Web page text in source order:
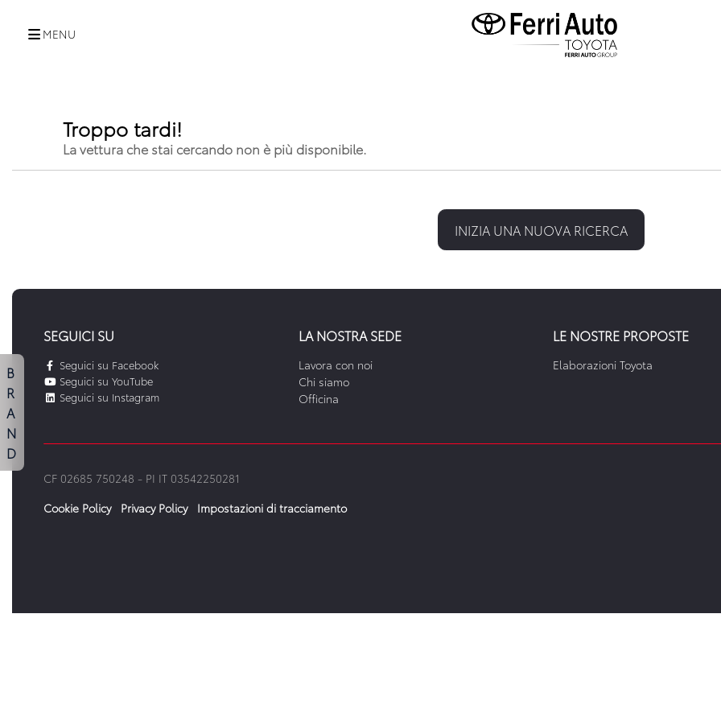
MENU
Troppo tardi!
La vettura che stai cercando non è più disponibile.
INIZIA UNA NUOVA RICERCA
SEGUICI SU
Seguici su Facebook
Seguici su YouTube
Seguici su Instagram
LA NOSTRA SEDE
Lavora con noi
Chi siamo
Officina
LE NOSTRE PROPOSTE
Elaborazioni Toyota
CF 02685 750248 - PI IT 03542250281
Cookie Policy
Privacy Policy Impostazioni di tracciamento
B
R
A
N
D